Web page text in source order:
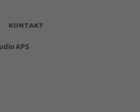
KONTAKT
APS